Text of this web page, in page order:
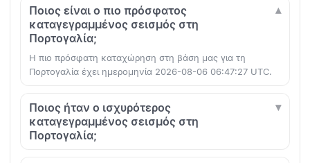
Ποιος είναι ο πιο πρόσφατος
καταγεγραμμένος σεισμός στη
Πορτογαλία;
Η πιο πρόσφατη καταχώρηση στη βάση μας για τη
Πορτογαλία έχει ημερομηνία 2026-08-06 06:47:27 UTC.
Ποιος ήταν ο ισχυρότερος
καταγεγραμμένος σεισμός στη
Πορτογαλία;